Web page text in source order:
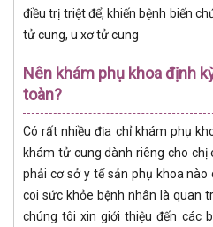
điều trị triệt để, khiến bệnh biến
tử cung, u xơ tử cung
Nên khám phụ khoa định
toàn?
Có rất nhiều địa chỉ khám phụ
khám tử cung dành riêng cho chị
phải cơ sở y tế sản phụ khoa
coi sức khỏe bệnh nhân là quan
chúng tôi xin giới thiệu đến các